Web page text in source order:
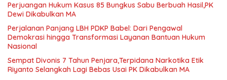
Perjuangan Hukum Kasus 85 Bungkus Sabu Berbuah Hasil,PK
Dewi Dikabulkan MA
Perjalanan Panjang LBH PDKP Babel: Dari Pengawal
Demokrasi hingga Transformasi Layanan Bantuan Hukum
Nasional
Sempat Divonis 7 Tahun Penjara,Terpidana Narkotika Etik
Riyanto Selangkah Lagi Bebas Usai PK Dikabulkan MA